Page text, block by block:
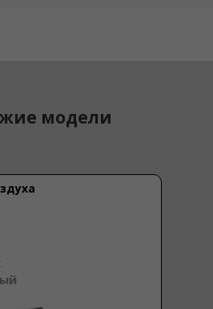
модели